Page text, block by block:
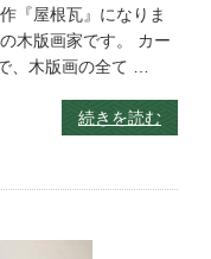
『屋根瓦』になりま
木版画家です。 カー
、木版画の全て …
続きを読む